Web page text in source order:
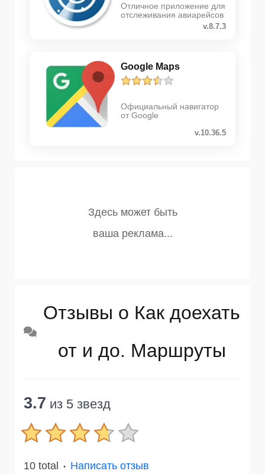
Отличное приложение для
отслеживания авиарейсов
v.8.7.3
Google Maps
Официальный навигатор
от Google
v.10.36.5
Отзывы о Как доехать
от и до. Маршруты
3.7 из 5 звезд
10 total ● Написать отзыв